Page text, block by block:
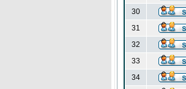
30
31
32
33
34